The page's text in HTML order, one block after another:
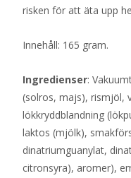
risken för att äta upp
Innehåll: 165 gram.
Ingredienser:
(solros, majs), rismjöl,
lökkryddblandning
laktos (mjölk),
dinatriumguanylat,
citronsyra), aromer),